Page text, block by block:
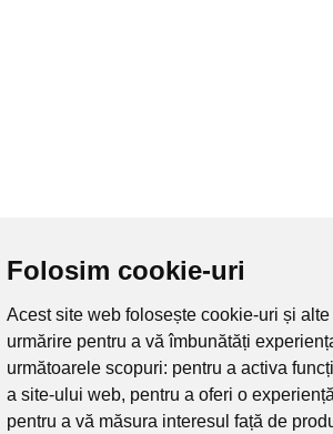
Folosim cookie-uri
Acest site web folosește cookie-uri și
urmărire pentru a vă îmbunătăți
următoarele scopuri: pentru a activa
a site-ului web, pentru a oferi o
pentru a vă măsura interesul față de